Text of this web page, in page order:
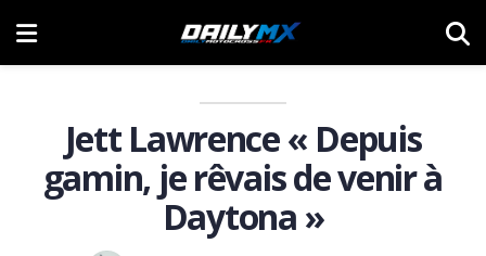
Jett Lawrence « Depuis
gamin, je rêvais de venir à
Daytona »